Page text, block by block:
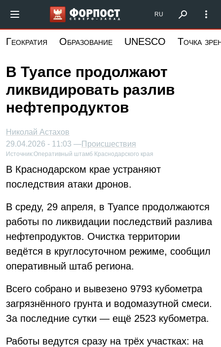
основному
Форпост Северо-Запад
RU
Геократия Образование UNESCO Точка
В Туапсе продолжают
ликвидировать разлив
нефтепродуктов
Николай Астахов
29.04.2026 - 11:03 —Происшествия
Источник:Оперативный штамб Краснодарского края
В Краснодарском крае устраняют
последствия атаки дронов.
В среду, 29 апреля, в Туапсе продолжаются
работы по ликвидации последствий разлива
нефтепродуктов. Очистка территории
ведётся в круглосуточном режиме, сообщил
оперативный штаб региона.
Всего собрано и вывезено 9793 кубометра
загрязнённого грунта и водомазутной смеси.
За последние сутки — ещё 2523 кубометра.
Работы ведутся сразу на трёх участках: на